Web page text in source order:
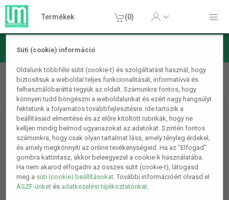
Süti (cookie) információ
Oldalunk többféle sütit (cookie-t) és szolgáltatást használ, hogy
biztosítsuk a weboldal teljes funkcionalitását, informatívvá és
felhasználóbaráttá tegyük az oldalt. Számunkra fontos, hogy
könnyen tudd böngészni a weboldalunkat és ezért nagy hangsúlyt
fektetünk a folyamatos továbbfejlesztésre. Ide tartozik a
beállításaid elmentése és az előre kitöltött rubrikák, hogy ne
kelljen mindig beírnod ugyanazokat az adatokat. Szintén fontos
számunkra, hogy csak olyan tartalmat láss, amely tényleg érdekel,
és amely megkönnyíti az online tevékenységeid. Ha az "Elfogad"
gombra kattintasz, akkor beleegyezel a cookie-k használatába.
Ha nem akarod elfogadni az összes sütit (cookie-t), látogasd
meg a süti (cookie) beállításokat. További információért olvasd el
ÁSZF-ünket és adatkezelési tájékoztatónkat.
Termékek (0)
Kerti termékek Védőfelszerelés, szerszám
Cipővédő
szilikon kék S (30-34)